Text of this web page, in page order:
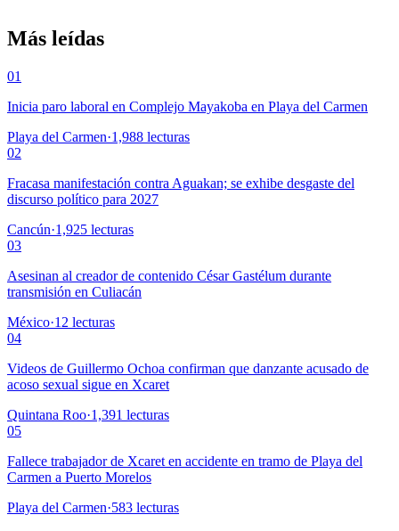
Más leídas
01
Inicia paro laboral en Complejo Mayakoba en Playa del Carmen
Playa del Carmen·1,988 lecturas
02
Fracasa manifestación contra Aguakan; se exhibe desgaste del
discurso político para 2027
Cancún·1,925 lecturas
03
Asesinan al creador de contenido César Gastélum durante
transmisión en Culiacán
México·12 lecturas
04
Videos de Guillermo Ochoa confirman que danzante acusado de
acoso sexual sigue en Xcaret
Quintana Roo·1,391 lecturas
05
Fallece trabajador de Xcaret en accidente en tramo de Playa del
Carmen a Puerto Morelos
Playa del Carmen·583 lecturas